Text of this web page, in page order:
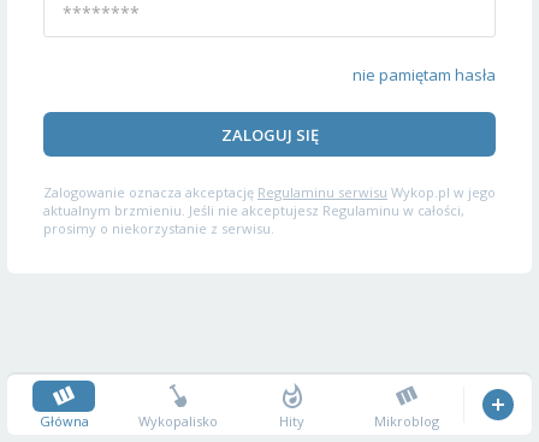
nie pamiętam hasła
ZALOGUJ SIĘ
Zalogowanie oznacza akceptację Regulaminu serwisu Wykop.pl w jego
aktualnym brzmieniu. Jeśli nie akceptujesz Regulaminu w całości,
prosimy o niekorzystanie z serwisu.
Główna Wykopalisko Hity Mikroblog